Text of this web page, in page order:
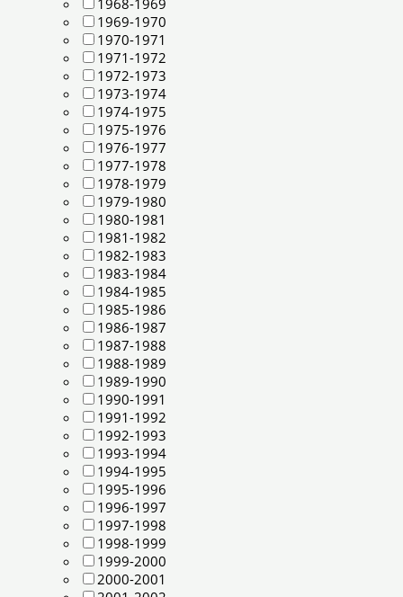
1968-1969
1969-1970
1970-1971
1971-1972
1972-1973
1973-1974
1974-1975
1975-1976
1976-1977
1977-1978
1978-1979
1979-1980
1980-1981
1981-1982
1982-1983
1983-1984
1984-1985
1985-1986
1986-1987
1987-1988
1988-1989
1989-1990
1990-1991
1991-1992
1992-1993
1993-1994
1994-1995
1995-1996
1996-1997
1997-1998
1998-1999
1999-2000
2000-2001